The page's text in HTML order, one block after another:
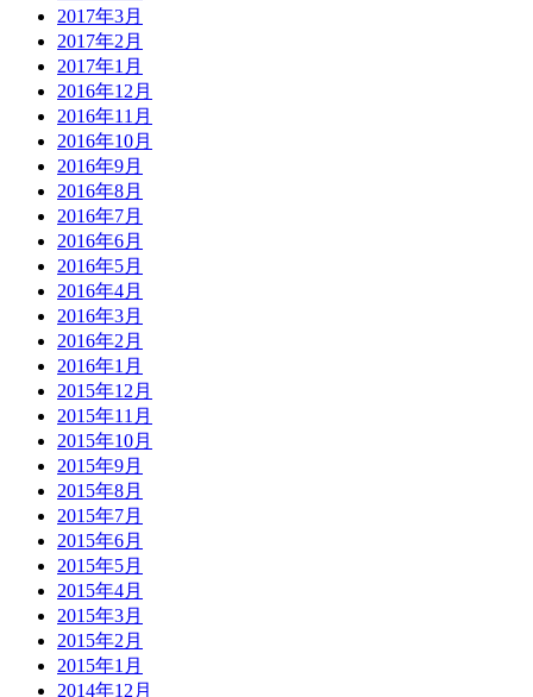
2017年3月
2017年2月
2017年1月
2016年12月
2016年11月
2016年10月
2016年9月
2016年8月
2016年7月
2016年6月
2016年5月
2016年4月
2016年3月
2016年2月
2016年1月
2015年12月
2015年11月
2015年10月
2015年9月
2015年8月
2015年7月
2015年6月
2015年5月
2015年4月
2015年3月
2015年2月
2015年1月
2014年12月